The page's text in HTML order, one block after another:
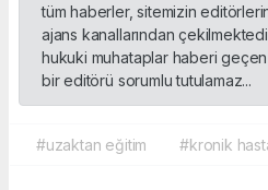
tüm haberler, sitemizin
ajans kanallarından
hukuki muhataplar haberi
bir editörü sorumlu tutulamaz...
#uzaktan eğitim #kronik